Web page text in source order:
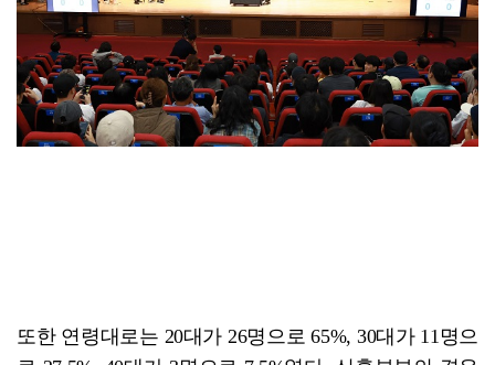
또한 연령대로는 20대가 26명으로 65%, 30대가 11명으